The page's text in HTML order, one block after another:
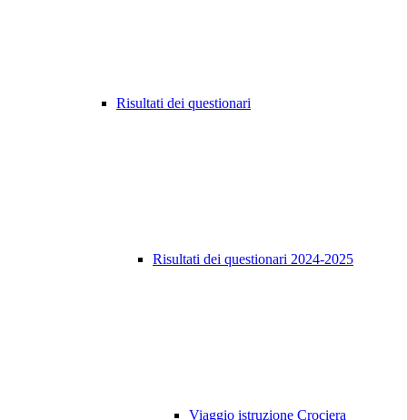
Risultati dei questionari
Risultati dei questionari 2024-2025
Viaggio istruzione Crociera